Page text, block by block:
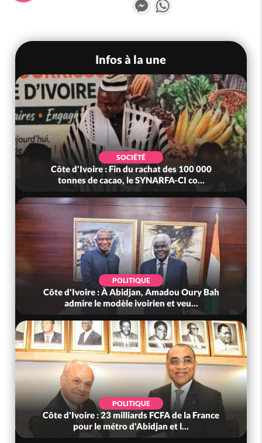
Infos à la une
SOCIÉTÉ
Côte d'Ivoire : Fin du rachat des 100 000
tonnes de cacao, le SYNARFA-CI co...
POLITIQUE
Côte d'Ivoire : À Abidjan, Amadou Oury Bah
admire le modèle ivoirien et veu...
POLITIQUE
Côte d'Ivoire : 23 milliards FCFA de la France
pour le métro d'Abidjan et l...